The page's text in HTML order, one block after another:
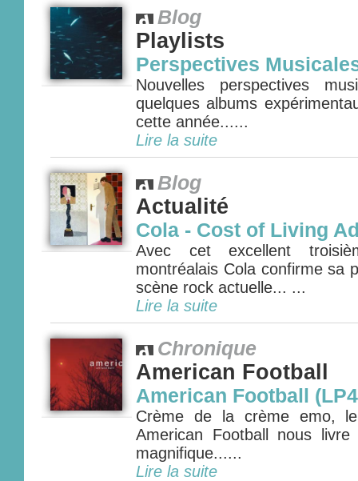
Blog
Playlists
Perspectives
Nouvelles perspectives
quelques albums
cette année......
Lire la suite
Blog
Actualité
Cola - Cost of Living
Avec cet excellent
montréalais Cola confirme sa
scène rock actuelle... ...
Lire la suite
Chronique
American Football
American Football
Crème de la crème emo,
American Football nous
magnifique......
Lire la suite